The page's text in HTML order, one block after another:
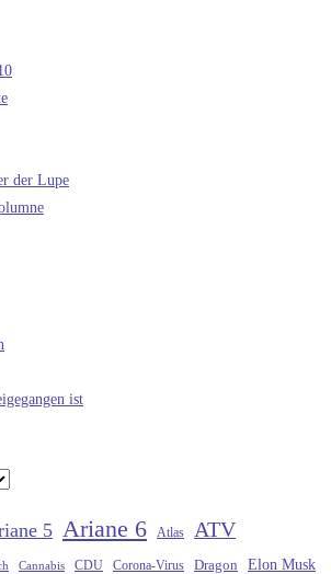
der Lupe
ist
5 Ariane 6 Atlas ATV
Cannabis CDU Corona-Virus Dragon Elon Musk